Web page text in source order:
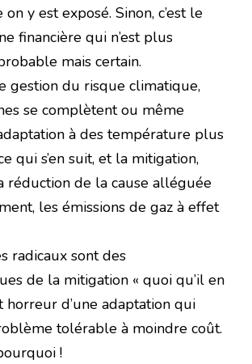
y est exposé. Sinon, c’est le
financière qui n’est plus
mais certain.
gestion du risque climatique,
se complètent ou même
à des température plus
qui s’en suit, et la mitigation,
réduction de la cause alléguée
les émissions de gaz à effet
radicaux sont des
de la mitigation « quoi qu’il en
horreur d’une adaptation qui
tolérable à moindre coût.
!